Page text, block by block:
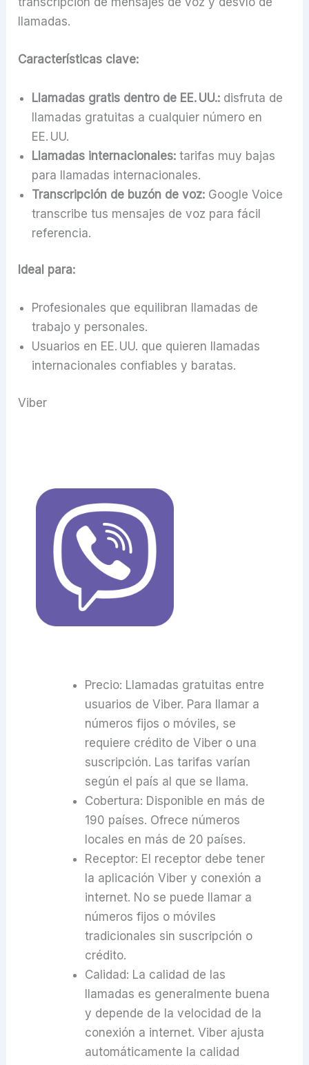
llamadas.
Características clave:
Llamadas gratis dentro de EE. UU.: disfruta de
llamadas gratuitas a cualquier número en
EE. UU.
Llamadas internacionales: tarifas muy bajas
para llamadas internacionales.
Transcripción de buzón de voz: Google Voice
transcribe tus mensajes de voz para fácil
referencia.
Ideal para:
Profesionales que equilibran llamadas de
trabajo y personales.
Usuarios en EE. UU. que quieren llamadas
internacionales confiables y baratas.
Viber
Precio: Llamadas gratuitas entre
usuarios de Viber. Para llamar a
números fijos o móviles, se
requiere crédito de Viber o una
suscripción. Las tarifas varían
según el país al que se llama.
Cobertura: Disponible en más de
190 países. Ofrece números
locales en más de 20 países.
Receptor: El receptor debe tener
la aplicación Viber y conexión a
internet. No se puede llamar a
números fijos o móviles
tradicionales sin suscripción o
crédito.
Calidad: La calidad de las
llamadas es generalmente buena
y depende de la velocidad de la
conexión a internet. Viber ajusta
automáticamente la calidad